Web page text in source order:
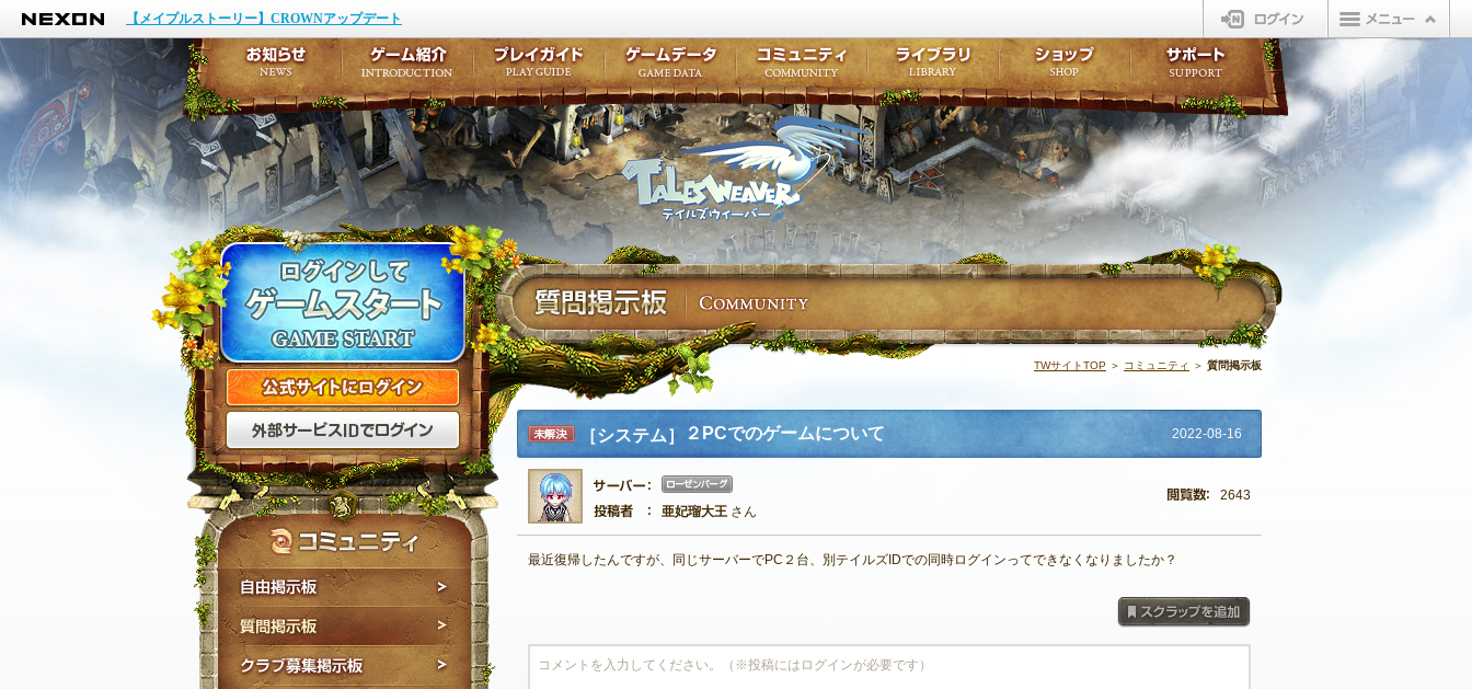
NEXON
【メイプルストーリー】CROWNアップデート
ログイン
テイルズウィーバー
公式サイトにログイン
クラブ募集掲示板
TWサイトTOP ＞ コミュニティ ＞ 質問掲示板
未解決
［システム］ ２PCでのゲームについて 2022-08-16
亜妃瑠大王 さん
2643
最近復帰したんですが、同じサーバーでPC２台、別テイルズIDでの同時ログインってできなくなりましたか？
お知らせ
イベント
アップデート
メンテナンス
ゲーム紹介
ここだけは知っておこうプレイガイド
ワープポイント
ゲームデータ
ルーンスキル
コミュニティ
コミュニティポイントライブラリ
LINEスタンプ
ショップ
販売アイテム
ビューティーショップ
オープンマーケットサポート
不具合対応状況
アンケート